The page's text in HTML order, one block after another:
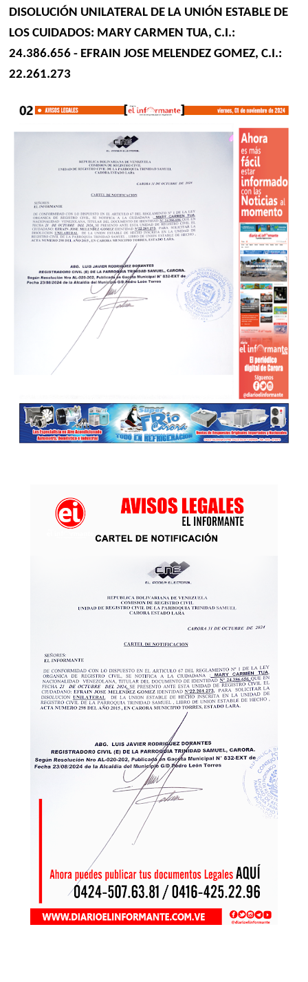
DISOLUCIÓN UNILATERAL DE LA UNIÓN ESTABLE DE
LOS CUIDADOS: MARY CARMEN TUA, C.I.:
24.386.656 - EFRAIN JOSE MELENDEZ GOMEZ, C.I.:
22.261.273